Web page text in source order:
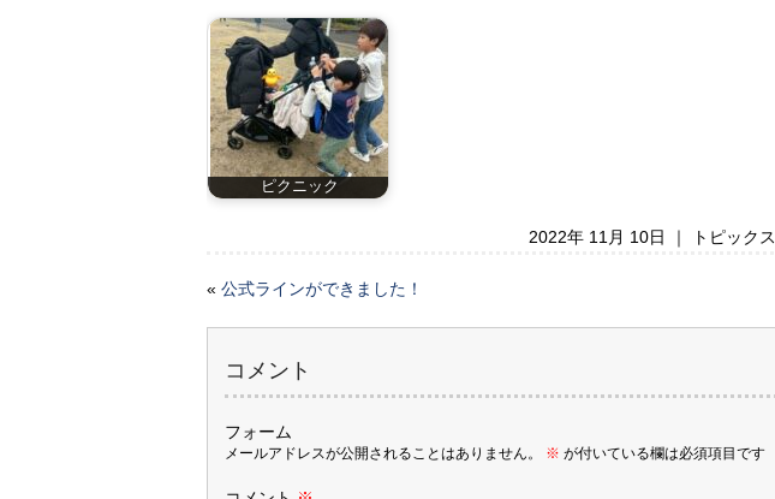
ピクニック
2022年 11月 10日 ｜ トピックス
« 公式ラインができました！
コメント
フォーム
メールアドレスが公開されることはありません。 ※ が付いている欄は必須項目です